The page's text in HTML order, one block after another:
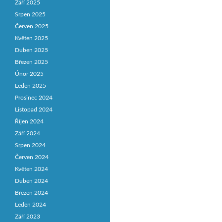
Září 2025
Srpen 2025
Červen 2025
Květen 2025
Duben 2025
Březen 2025
Únor 2025
Leden 2025
Prosinec 2024
Listopad 2024
Říjen 2024
Září 2024
Srpen 2024
Červen 2024
Květen 2024
Duben 2024
Březen 2024
Leden 2024
Září 2023